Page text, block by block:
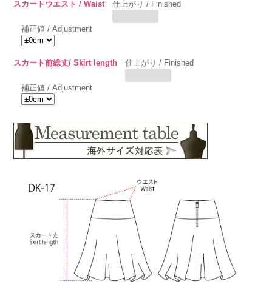
スカートウエスト / Waist 仕上がり / Finished
補正値 / Adjustment
スカート前総丈/ Skirt length 仕上がり / Finished
補正値 / Adjustment